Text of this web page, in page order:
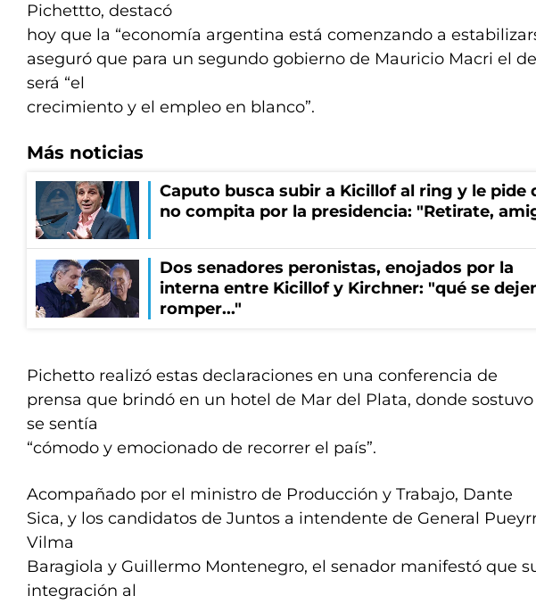
Pichettto, destacó
hoy que la “economía argentina está comenzando a
aseguró que para un segundo gobierno de Mauricio Macri el
será “el
crecimiento y el empleo en blanco”.
Más noticias
Caputo busca subir a Kicillof al ring y le pide
no compita por la presidencia: "Retirate,
Dos senadores peronistas, enojados por la
interna entre Kicillof y Kirchner: "qué se
romper..."
Pichetto realizó estas declaraciones en una conferencia de
prensa que brindó en un hotel de Mar del Plata, donde
se sentía
“cómodo y emocionado de recorrer el país”.
Acompañado por el ministro de Producción y Trabajo, Dante
Sica, y los candidatos de Juntos a intendente de General
Vilma
Baragiola y Guillermo Montenegro, el senador manifestó que
integración al